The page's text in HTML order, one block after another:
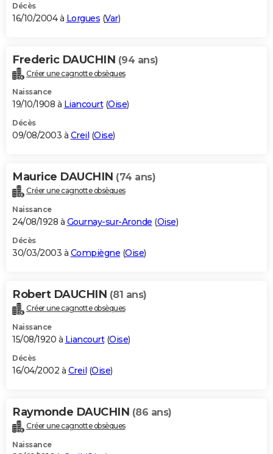
Décès
16/10/2004 à Lorgues (Var)
Frederic DAUCHIN (94 ans)
Créer une cagnotte obsèques
Naissance
19/10/1908 à Liancourt(Oise)
Décès
09/08/2003 à Creil (Oise)
Maurice DAUCHIN (74 ans)
Créer une cagnotte obsèques
Naissance
24/08/1928 à Gournay-sur-Aronde (Oise)
Décès
30/03/2003 à Compiègne (Oise)
Robert DAUCHIN (81 ans)
Créer une cagnotte obsèques
Naissance
15/08/1920 à Liancourt(Oise)
Décès
16/04/2002 à Creil (Oise)
Raymonde DAUCHIN (86 ans)
Créer une cagnotte obsèques
Naissance